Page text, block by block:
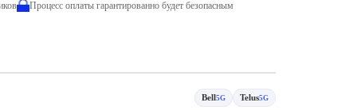
Процесс оплаты гарантированно будет безопасным
Bell5G Telus5G